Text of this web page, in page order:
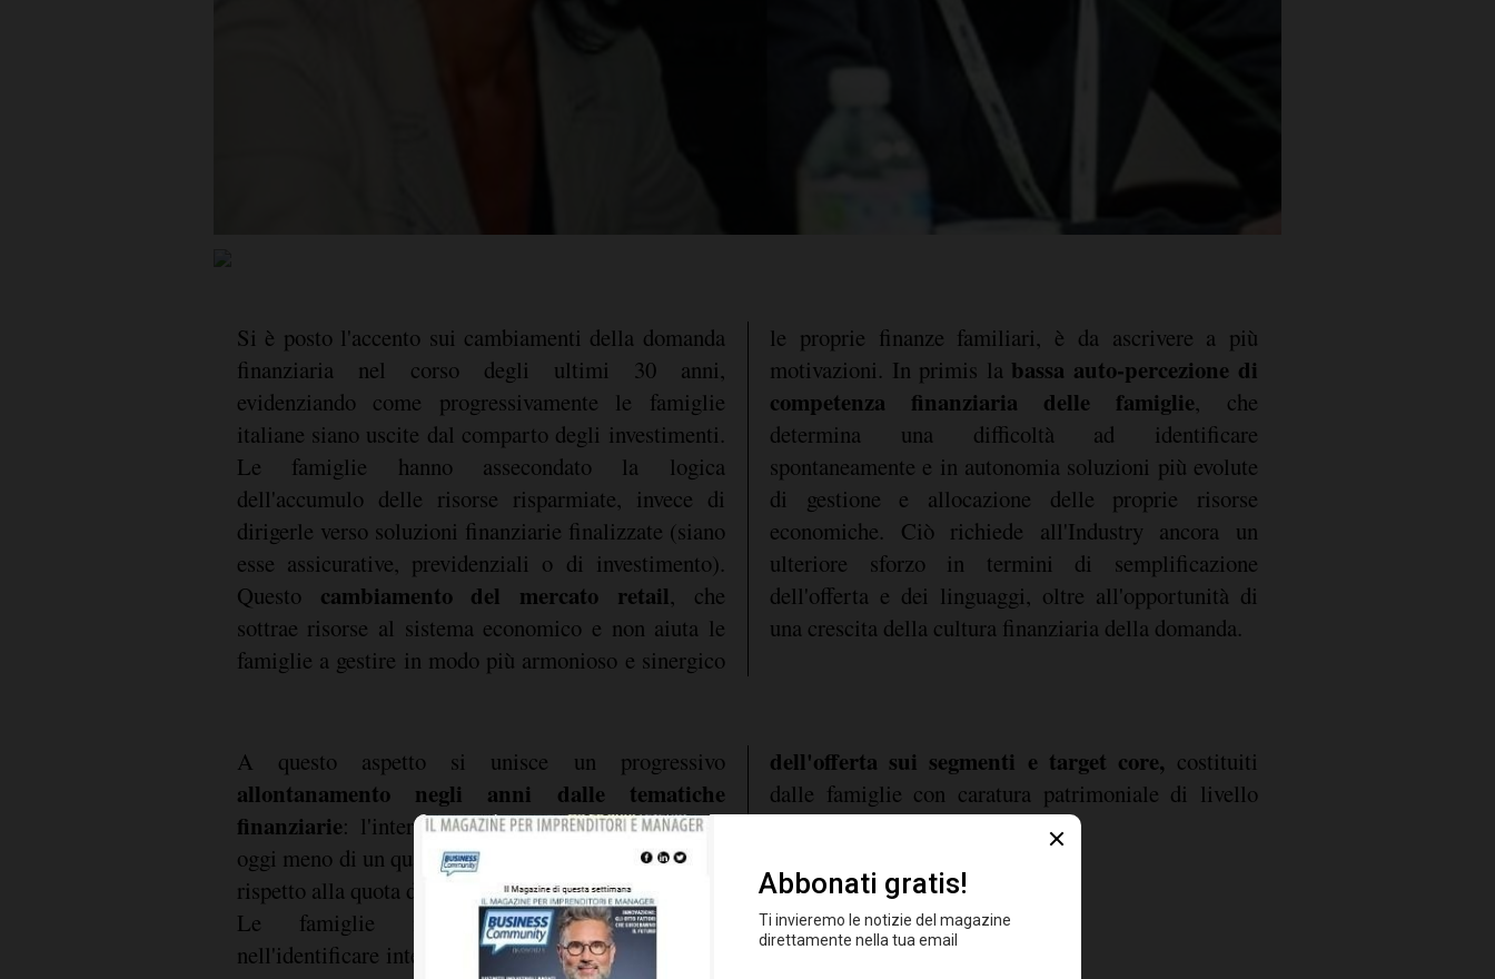
Si è posto l'accento sui cambiamenti della domanda
finanziaria nel corso degli ultimi 30 anni,
evidenziando come progressivamente le famiglie
italiane siano uscite dal comparto degli investimenti.
Le famiglie hanno assecondato la logica
dell'accumulo delle risorse risparmiate, invece di
dirigerle verso soluzioni finanziarie finalizzate (siano
esse assicurative, previdenziali o di investimento).
Questocambiamento del mercato retail, che
sottrae risorse al sistema economico e non aiuta le
famiglie a gestire in modo più armonioso e sinergico
le proprie finanze familiari, è da ascrivere a più
motivazioni. In primis la bassa auto-percezione di
competenza finanziaria delle famiglie, che
determina una difficoltà ad identificare
spontaneamente e in autonomia soluzioni più evolute
di gestione e allocazione delle proprie risorse
economiche. Ciò richiede all'Industry ancora un
ulteriore sforzo in termini di semplificazione
dell'offerta e dei linguaggi, oltre all'opportunità di
una crescita della cultura finanziaria della domanda.
A questo aspetto si unisce un progressivo
allontanamento negli anni dalle tematiche
finanziarie: l'interesse ai temi finanziari coinvolge
oggi meno di un quarto dei decisori finanziari italiani
rispetto alla quota di 1 su 2 che si registrava nel 1987.
Le famiglie mostrano, inoltre, difficoltà
nell'identificare interlocutori a cui concedere fiducia,
dell'offerta sui segmenti e target core, costituiti
dalle famiglie con caratura patrimoniale di livello